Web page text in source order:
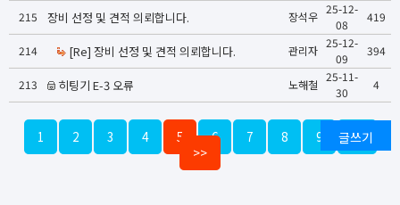
215 장비 선정 및 견적 의뢰합니다. 장석우
25-12-
08
419
214 [Re] 장비 선정 및 견적 의뢰합니다. 관리자
25-12-
09
394
213 히팅기 E-3 오류 노해철
25-11-
30
4
1 2 3 4 5 6 7 8 9
10
>>
글쓰기